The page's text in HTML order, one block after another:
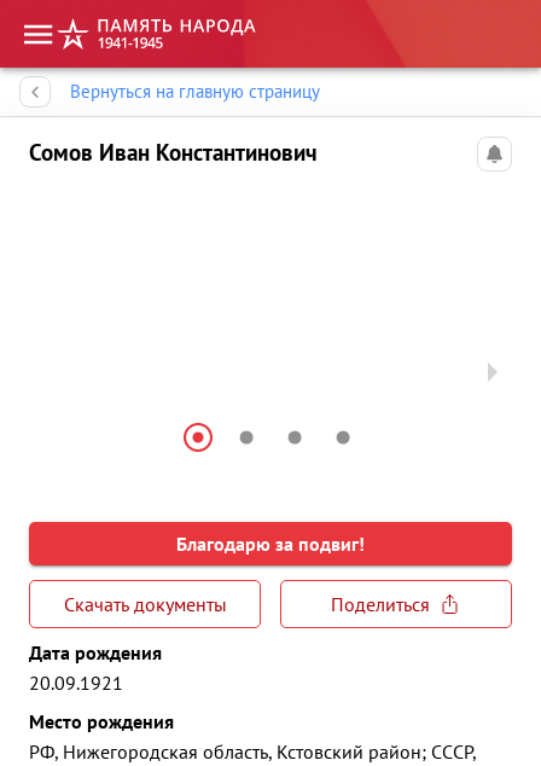
Вернуться на главную страницу
Сомов Иван Константинович
Благодарю за подвиг!
Скачать документы
Поделиться
Дата рождения
20.09.1921
Место рождения
РФ, Нижегородская область, Кстовский район; СССР,
Память народа